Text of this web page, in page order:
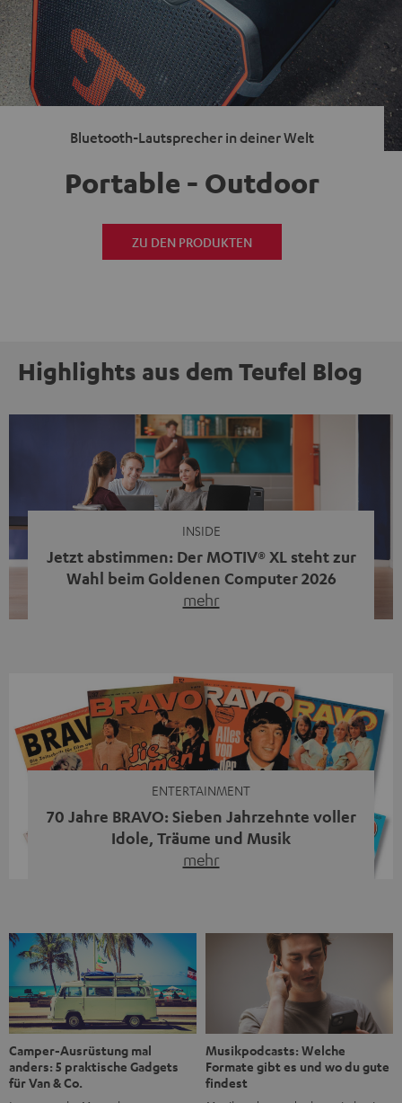
Bluetooth-Lautsprecher in deiner Welt
Portable - Outdoor
ZU DEN PRODUKTEN
Highlights aus dem Teufel Blog
INSIDE
Jetzt abstimmen: Der MOTIV® XL steht zur
Wahl beim Goldenen Computer 2026
mehr
Streaming-System vereint hochwertige HiFi-Technik,
moderne Streaming-Funktionen und hohe Flexibilität in
einem einzigen Gerät – und zeigt, dass man für großen
Sound heute keine klassische HiFi-Anlage mehr braucht.
ENTERTAINMENT
70 Jahre BRAVO: Sieben Jahrzehnte voller
Idole, Träume und Musik
mehr
1956 begleitet das Magazin Jugendliche durch Rock und
Pop, kleine Schwärmereien und große Fragen. Zum 70.
Jubiläum werfen wir einen Blick zurück. Vom Filmheft zur
Jugendmarke: Wie die BRAVO ihren Ton fand Als die […]
Camper-Ausrüstung mal
anders: 5 praktische Gadgets
für Van & Co.
Musikpodcasts: Welche
Formate gibt es und wo du gute
findest